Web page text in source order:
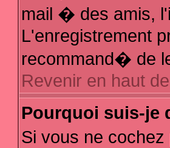
mail � des amis,
L'enregistrement
recommand� de
Revenir en haut
Pourquoi suis-
Si vous ne